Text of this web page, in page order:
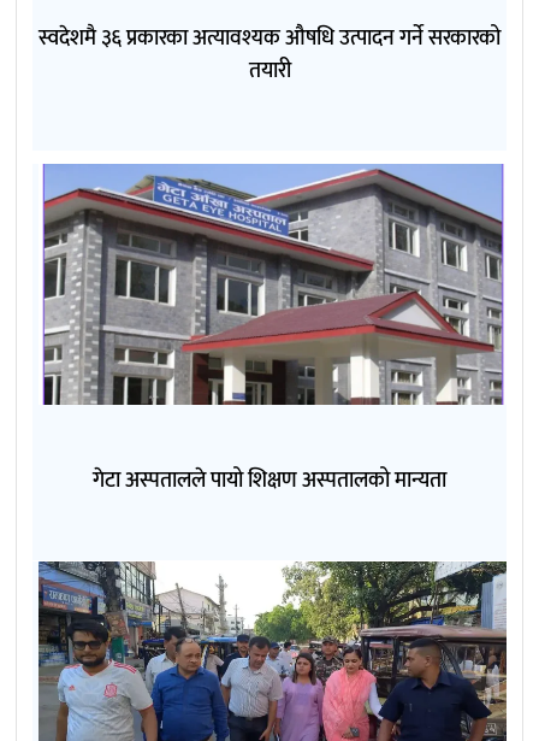
स्वदेशमै ३६ प्रकारका अत्यावश्यक औषधि उत्पादन गर्ने सरकारको
तयारी
गेटा अस्पतालले पायो शिक्षण अस्पतालको मान्यता